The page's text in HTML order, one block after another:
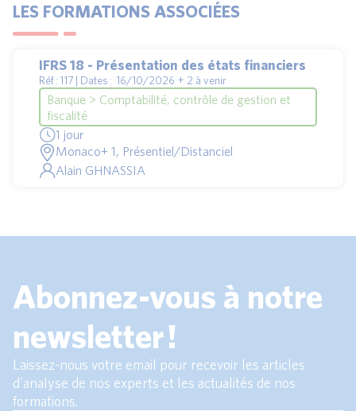
LES FORMATIONS ASSOCIÉES
IFRS 18 - Présentation des états financiers
Réf : 117 | Dates : 16/10/2026 + 2 à venir
Banque > Comptabilité, contrôle de gestion et
fiscalité
1 jour
Monaco+ 1, Présentiel/Distanciel
Alain GHNASSIA
Abonnez-vous à notre
newsletter !
Laissez-nous votre email pour recevoir les articles
d'analyse de nos experts et les actualités de nos
formations.